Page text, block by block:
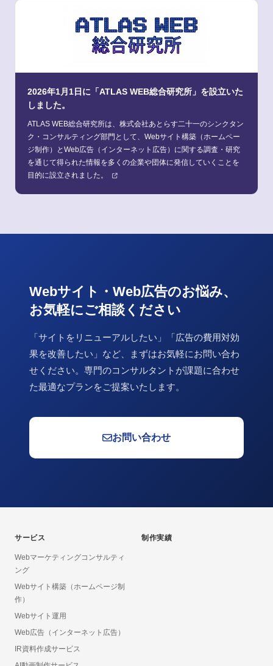
2026年1月1日に「ATLAS WEB総合研究所」を設立いた
しました。
ATLAS WEB総合研究所は、株式会社あとらす二十一のシンクタン
ク・コンサルティング部門として、Webサイト構築（ホームペー
ジ制作）とWeb広告（インターネット広告）に関する調査・研究
を通じて得られた情報を多くの企業や団体に発信していくことを
目的に設立されました。
Webサイト・Web広告のお悩み、
お気軽にご相談ください
「サイトをリニューアルしたい」「広告の費用対効
果を改善したい」など、
まずはお気軽にお問い合わ
せください。専門のコンサルタントが課題に合わせ
た最適なプランをご提案いたします。
お問い合わせ
サービス
Webマーケティングコンサルティ
ング
Webサイト構築（ホームページ制
作）
Webサイト運用
Web広告（インターネット広告）
IR資料作成サービス
制作実績